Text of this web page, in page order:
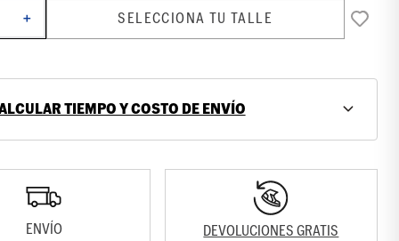
＋ SELECCIONA TU TALLE
TIEMPO Y COSTO DE ENVÍO
ENVÍO DEVOLUCIONES GRATIS